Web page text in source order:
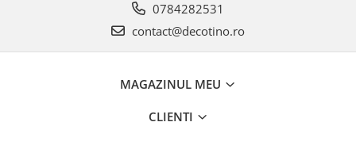
0784282531
contact@decotino.ro
MAGAZINUL MEU
CLIENTI